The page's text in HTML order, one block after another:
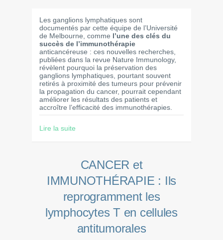
Les ganglions lymphatiques sont
documentés par cette équipe de l’Université
de Melbourne, comme l’une des clés du
succès de l’immunothérapie
anticancéreuse : ces nouvelles recherches,
publiées dans la revue Nature Immunology,
révèlent pourquoi la préservation des
ganglions lymphatiques, pourtant souvent
retirés à proximité des tumeurs pour prévenir
la propagation du cancer, pourrait cependant
améliorer les résultats des patients et
accroître l’efficacité des immunothérapies.
Lire la suite
CANCER et
IMMUNOTHÉRAPIE : Ils
reprogramment les
lymphocytes T en cellules
antitumorales